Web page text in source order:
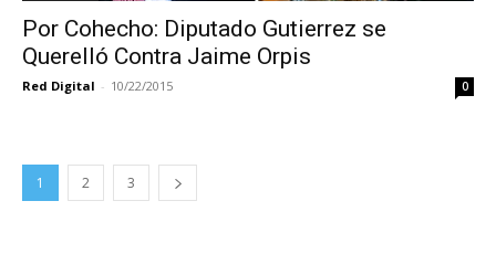
Por Cohecho: Diputado Gutierrez se
Querelló Contra Jaime Orpis
Red Digital - 10/22/2015 0
1 2 3